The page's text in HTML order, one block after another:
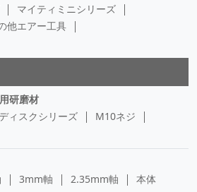
マイティミニシリーズ
他エアー工具
研磨材
ィスクシリーズ
M10ネジ
3mm軸 2.35mm軸 本体